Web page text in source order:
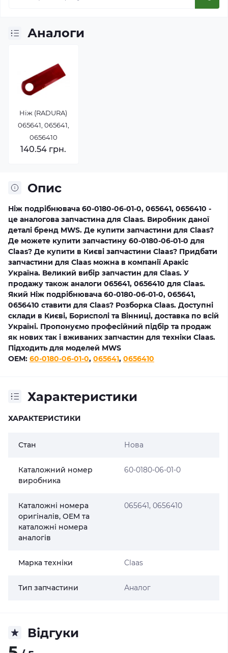
Опис
Ніж подрібнювача 60-0180-06-01-0, 065641, 0656410 -
це аналогова запчастина для Claas. Виробник даної
деталі бренд MWS. Де купити запчастини для Claas?
Де можете купити запчастину 60-0180-06-01-0 для
Claas? Де купити в Києві запчастини Claas? Придбати
запчастини для Claas можна в компанії Аракіс
Україна. Великий вибір запчастин для Claas. У
продажу також аналоги 065641, 0656410 для Claas.
Який Ніж подрібнювача 60-0180-06-01-0, 065641,
0656410 ставити для Claas? Розборка Claas. Доступні
склади в Києві, Борисполі та Вінниці, доставка по всій
Україні. Пропонуємо професійний підбір та продаж
як нових так і вживаних запчастин для техніки Claas.
Підходить для моделей MWS
OEM: 60-0180-06-01-0, 065641, 0656410
Характеристики
ХАРАКТЕРИСТИКИ
Стан Нова
Каталожний номер
виробника
60-0180-06-01-0
Каталожні номера
оригіналів, OEM та
каталожні номера
аналогів
065641, 0656410
Марка техніки Claas
Тип запчастини Аналог
Відгуки
Аналоги
Ніж (RADURA)
065641, 065641,
0656410
140.54 грн.